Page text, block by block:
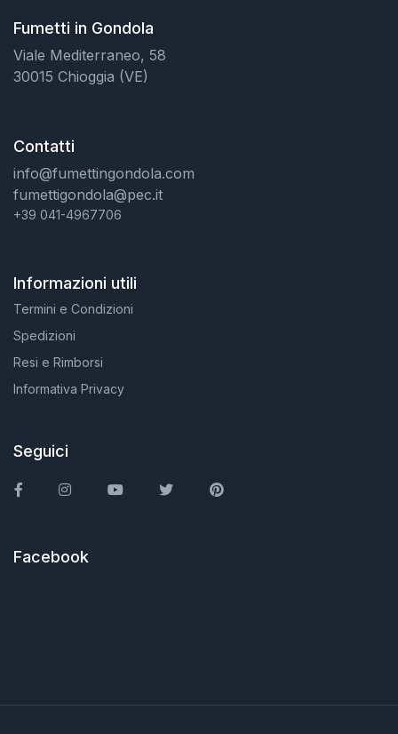
Fumetti in Gondola
Viale Mediterraneo, 58
30015 Chioggia (VE)
Contatti
info@fumettingondola.com
fumettigondola@pec.it
+39 041-4967706
Informazioni utili
Termini e Condizioni
Spedizioni
Resi e Rimborsi
Informativa Privacy
Seguici
FacebookInstagramYou TubeTwitter Pinterest
Facebook